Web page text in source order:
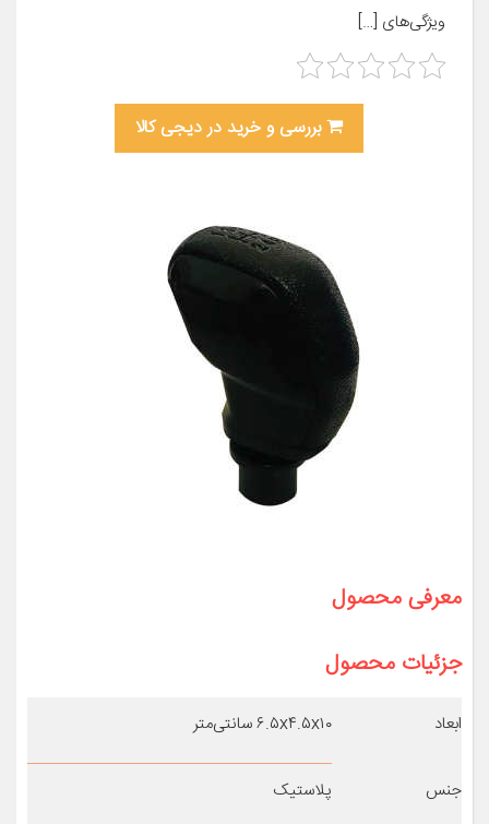
ویژگی‌های […]
بررسی و خرید در دیجی کالا
معرفی محصول
جزئیات محصول
ابعاد ۶.۵x۴.۵x۱۰ سانتی‌متر
جنس
پلاستیک